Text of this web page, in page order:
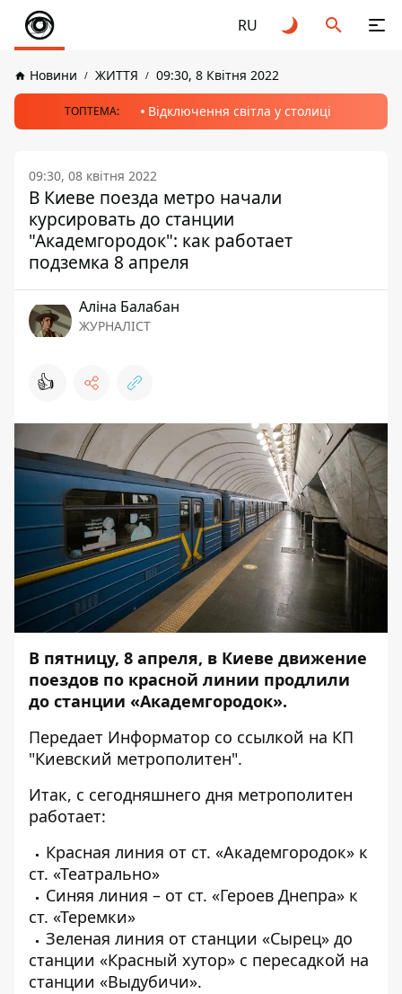
RU
Новини ЖИТТЯ 09:30, 8 Квітня 2022
ТОПТЕМА: Відключення світла у столиці
09:30, 08 квітня 2022
В Киеве поезда метро начали
курсировать до станции
"Академгородок": как работает
подземка 8 апреля
Аліна Балабан
ЖУРНАЛІСТ
👍
В пятницу, 8 апреля, в Киеве движение
поездов по красной линии продлили
до станции «Академгородок».
Передает Информатор со ссылкой на КП
"Киевский метрополитен".
Итак, с сегодняшнего дня метрополитен
работает:
Красная линия от ст. «Академгородок» к
ст. «Театрально»
Синяя линия – от ст. «Героев Днепра» к
ст. «Теремки»
Зеленая линия от станции «Сырец» до
станции «Красный хутор» с пересадкой на
станции «Выдубичи».